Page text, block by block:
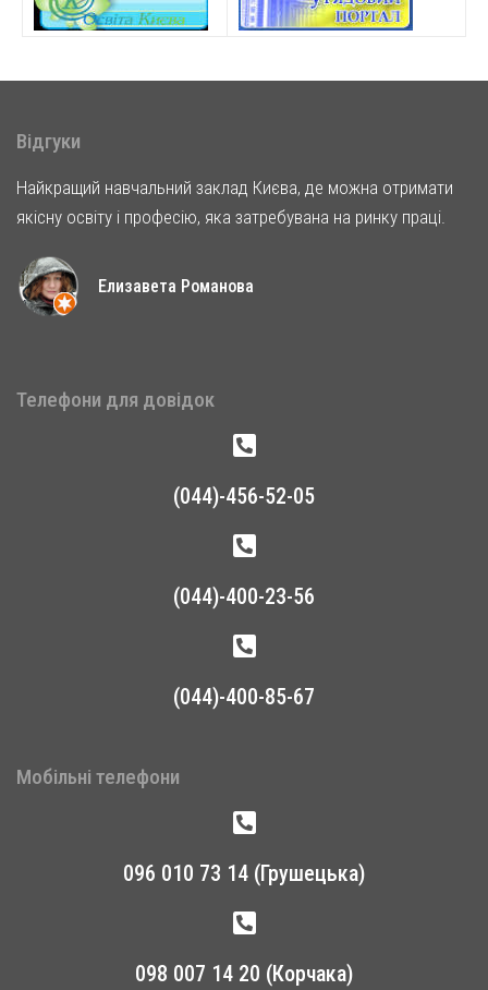
Відгуки
Найкращий навчальний заклад Києва, де можна отримати
якісну освіту і професію, яка затребувана на ринку праці.
Елизавета Романова
Телефони для довідок
(044)-456-52-05
(044)-400-23-56
(044)-400-85-67
Мобільні телефони
096 010 73 14 (Грушецька)
098 007 14 20 (Корчака)